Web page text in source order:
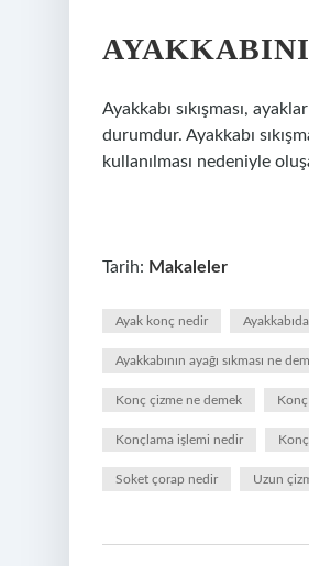
Ayakkabı sıkışması,
durumdur. Ayakkabı
kullanılması nedeniyle
Tarih: Makaleler
Ayak konç nedir
Ayakkabının ayağı sıkması ne
Konç çizme ne demek
Konçlama işlemi nedir
Soket çorap nedir Uzun